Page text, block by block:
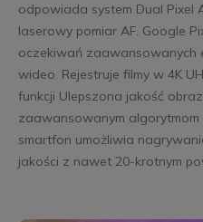
odpowiada system Dual Pixel
laserowy pomiar AF. Google
oczekiwań
wideo. Rejestruje filmy w 4K
funkcji Ulepszona jakość
zaawansowanym
smartfon umożliwia
jakości z nawet 20-krotnym